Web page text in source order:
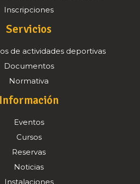
Inscripciones
Servicios
de actividades deportivas
Documentos
Normativa
Información
Eventos
Cursos
Reservas
Noticias
Instalaciones